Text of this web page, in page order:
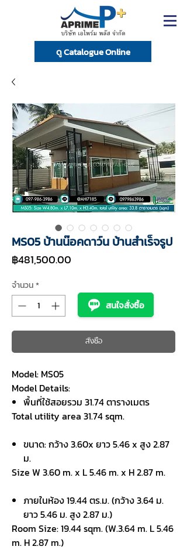
ดู Catalogue Online
MS05 บ้านน๊อคดาว์น บ้านสำเร็จรูป
฿481,500.00
จำนวน*
สนใจสั่งซื้อ
สั่งซื้อ
Model: MS05
Model Details:
พื้นที่ใช้สอยรวม 31.74 ตารางเมตร
Total utility area 31.74 sqm.
ขนาด: กว้าง3.60x ยาว 5.46 x สูง 2.87
ม.
Size W 3.60 m. x L 5.46 m. x H 2.87 m.
ภายในห้อง19.44 ตร.ม. (กว้าง 3.64 ม.
ยาว 5.46 ม. สูง 2.87 ม.)
Room Size: 19.44 sqm. (W.3.64 m. L 5.46
m. H 2.87 m.)